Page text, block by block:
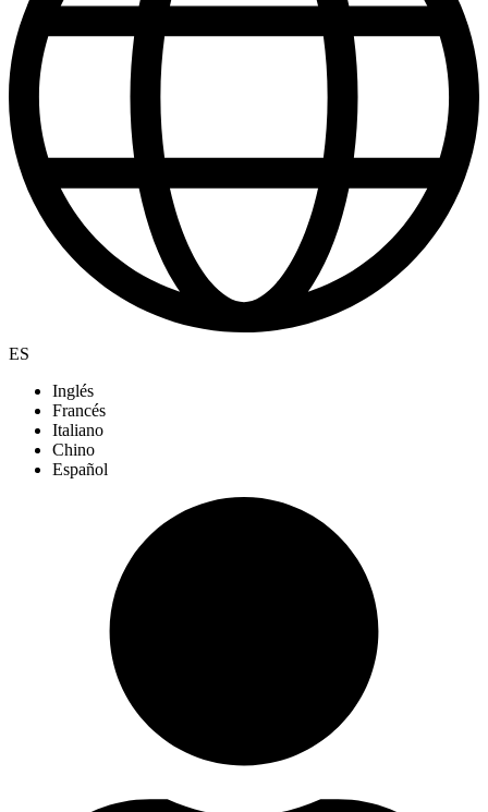
ES
Inglés
Francés
Italiano
Chino
Español